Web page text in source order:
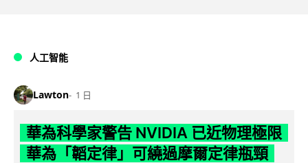
人工智能
Lawton 1 日
華為科學家警告 NVIDIA 已近物理極限
華為「韜定律」可繞過摩爾定律瓶頸